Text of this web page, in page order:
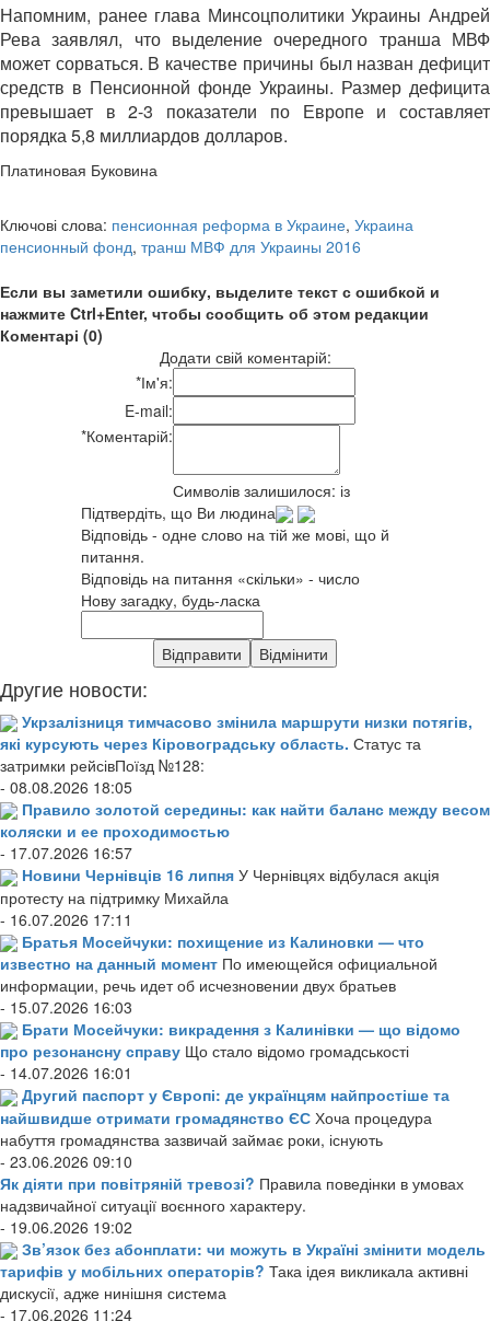
Напомним, ранее глава Минсоцполитики Украины Андрей
Рева заявлял, что выделение очередного транша МВФ
может сорваться. В качестве причины был назван дефицит
средств в Пенсионной фонде Украины. Размер дефицита
превышает в 2-3 показатели по Европе и составляет
порядка 5,8 миллиардов долларов.
Платиновая Буковина
Ключові слова: пенсионная реформа в Украине, Украина
пенсионный фонд, транш МВФ для Украины 2016
Если вы заметили ошибку, выделите текст с ошибкой и
нажмите Ctrl+Enter, чтобы сообщить об этом редакции
Коментарі (0)
Додати свій коментарій:
*Ім'я:
E-mail:
*Коментарій:
Символів залишилося: із
Підтвердіть, що Ви людина
Відповідь - одне слово на тій же мові, що й
питання.
Відповідь на питання «скільки» - число
Нову загадку, будь-ласка
Другие новости:
Укрзалізниця тимчасово змінила маршрути низки потягів,
які курсують через Кіровоградську область. Статус та
затримки рейсівПоїзд №128:
- 08.08.2026 18:05
Правило золотой середины: как найти баланс между весом
коляски и ее проходимостью
- 17.07.2026 16:57
Новини Чернівців 16 липня У Чернівцях відбулася акція
протесту на підтримку Михайла
- 16.07.2026 17:11
Братья Мосейчуки: похищение из Калиновки — что
известно на данный момент По имеющейся официальной
информации, речь идет об исчезновении двух братьев
- 15.07.2026 16:03
Брати Мосейчуки: викрадення з Калинівки — що відомо
про резонансну справу Що стало відомо громадськості
- 14.07.2026 16:01
Другий паспорт у Європі: де українцям найпростіше та
найшвидше отримати громадянство ЄС Хоча процедура
набуття громадянства зазвичай займає роки, існують
- 23.06.2026 09:10
Як діяти при повітряній тревозі? Правила поведінки в умовах
надзвичайної ситуації воєнного характеру.
- 19.06.2026 19:02
Зв’язок без абонплати: чи можуть в Україні змінити модель
тарифів у мобільних операторів? Така ідея викликала активні
дискусії, адже нинішня система
- 17.06.2026 11:24